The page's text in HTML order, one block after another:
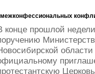
межконфессиональных
конце прошлой